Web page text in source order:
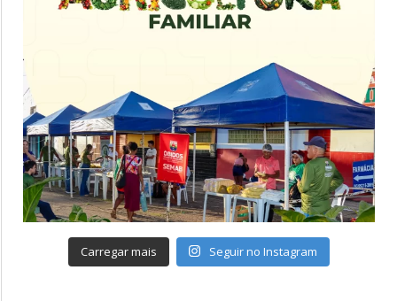
Carregar mais Seguir no Instagram